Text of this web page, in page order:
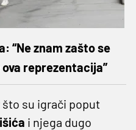
“Ne znam zašto se
reprezentacija”
su igrači poput
i njega dugo